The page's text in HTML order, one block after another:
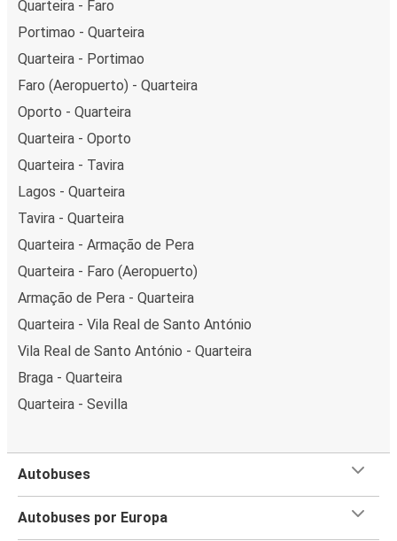
Quarteira - Faro
Portimao - Quarteira
Quarteira - Portimao
Faro (Aeropuerto) - Quarteira
Oporto - Quarteira
Quarteira - Oporto
Quarteira - Tavira
Lagos - Quarteira
Tavira - Quarteira
Quarteira - Armação de Pera
Quarteira - Faro (Aeropuerto)
Armação de Pera - Quarteira
Quarteira - Vila Real de Santo António
Vila Real de Santo António - Quarteira
Braga - Quarteira
Quarteira - Sevilla
Autobuses
Autobuses por Europa